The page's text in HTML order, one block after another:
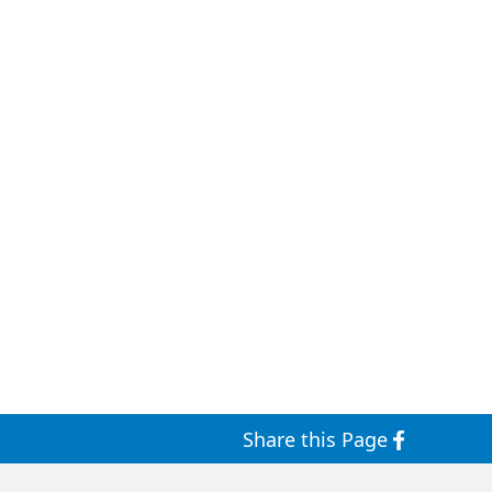
Share this Page